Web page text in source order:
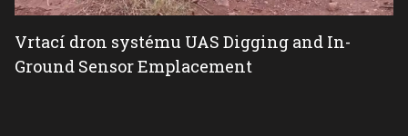
Vrtací dron systému UAS Digging and In-
Ground Sensor Emplacement